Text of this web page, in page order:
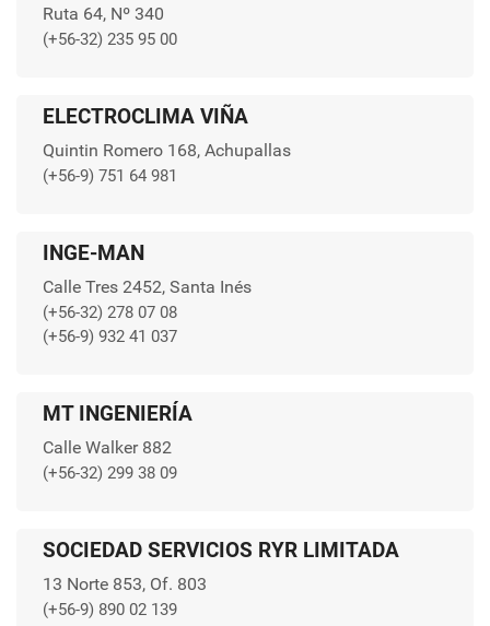
Ruta 64, Nº 340
(+56-32) 235 95 00
ELECTROCLIMA VIÑA
Quintin Romero 168, Achupallas
(+56-9) 751 64 981
INGE-MAN
Calle Tres 2452, Santa Inés
(+56-32) 278 07 08
(+56-9) 932 41 037
MT INGENIERÍA
Calle Walker 882
(+56-32) 299 38 09
SOCIEDAD SERVICIOS RYR LIMITADA
13 Norte 853, Of. 803
(+56-9) 890 02 139